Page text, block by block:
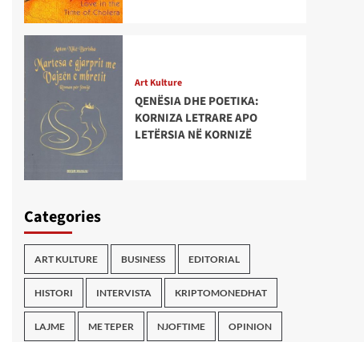
Art Kulture
QENËSIA DHE POETIKA:
KORNIZA LETRARE APO
LETËRSIA NË KORNIZË
Categories
ART KULTURE BUSINESS EDITORIAL
HISTORI INTERVISTA KRIPTOMONEDHAT
LAJME ME TEPER NJOFTIME OPINION